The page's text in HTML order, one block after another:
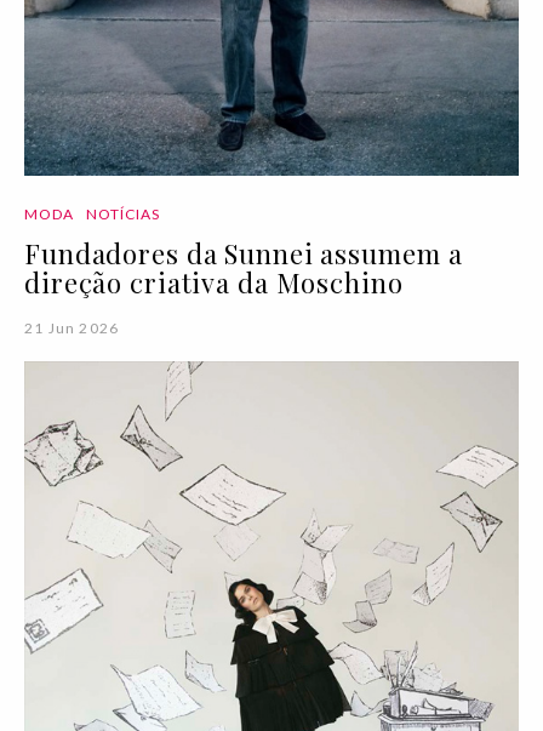
MODA NOTÍCIAS
Fundadores da Sunnei assumem a
direção criativa da Moschino
21 Jun 2026